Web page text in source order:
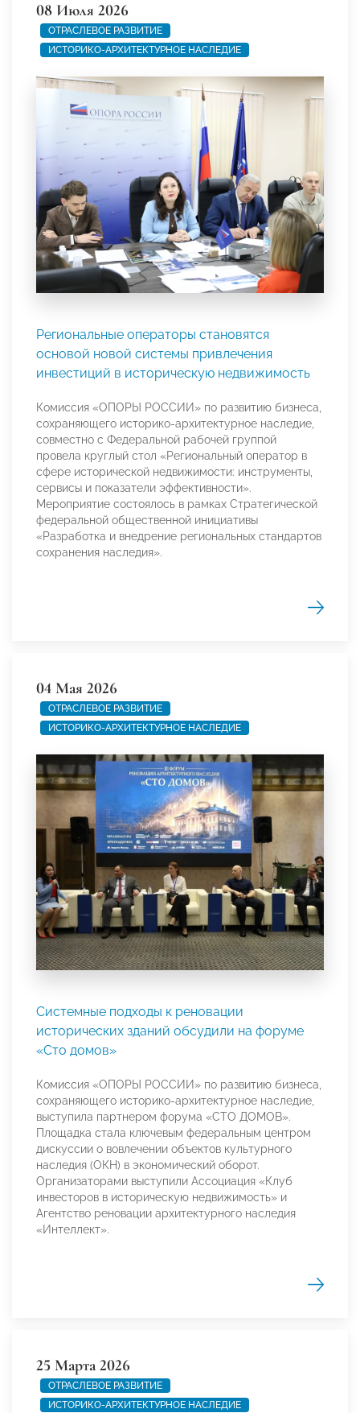
08 Июля 2026
ОТРАСЛЕВОЕ РАЗВИТИЕ
ИСТОРИКО-АРХИТЕКТУРНОЕ НАСЛЕДИЕ
Региональные операторы становятся
основой новой системы привлечения
инвестиций в историческую недвижимость
Комиссия «ОПОРЫ РОССИИ» по развитию бизнеса,
сохраняющего историко-архитектурное наследие,
совместно с Федеральной рабочей группой
провела круглый стол «Региональный оператор в
сфере исторической недвижимости: инструменты,
сервисы и показатели эффективности».
Мероприятие состоялось в рамках Стратегической
федеральной общественной инициативы
«Разработка и внедрение региональных стандартов
сохранения наследия».
04 Мая 2026
ОТРАСЛЕВОЕ РАЗВИТИЕ
ИСТОРИКО-АРХИТЕКТУРНОЕ НАСЛЕДИЕ
Системные подходы к реновации
исторических зданий обсудили на форуме
«Сто домов»
Комиссия «ОПОРЫ РОССИИ» по развитию бизнеса,
сохраняющего историко-архитектурное наследие,
выступила партнером форума «СТО ДОМОВ».
Площадка стала ключевым федеральным центром
дискуссии о вовлечении объектов культурного
наследия (ОКН) в экономический оборот.
Организаторами выступили Ассоциация «Клуб
инвесторов в историческую недвижимость» и
Агентство реновации архитектурного наследия
«Интеллект».
25 Марта 2026
ОТРАСЛЕВОЕ РАЗВИТИЕ
ИСТОРИКО-АРХИТЕКТУРНОЕ НАСЛЕДИЕ